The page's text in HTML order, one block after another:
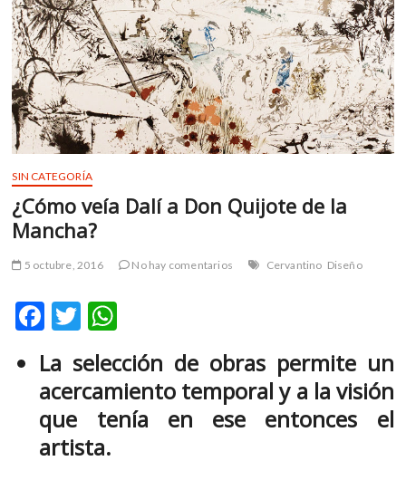
m
v
o
g
e
r
s
SIN CATEGORÍA
¿Cómo veía Dalí a Don Quijote de la
Mancha?
5 octubre, 2016 No hay comentarios Cervantino Diseño
F
e
b
o
o
T
w
itt
er
at
s
A
La selección de obras permite un
acercamiento temporal y a la visión
que tenía en ese entonces el
artista.